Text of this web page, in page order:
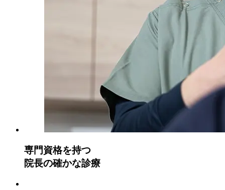
専門資格を持つ
院長の確かな診療